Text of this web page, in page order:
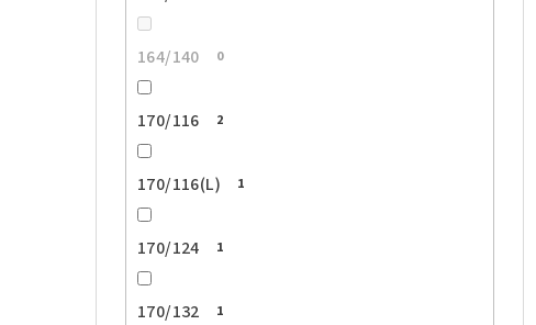
164/140 0
170/116 2
170/116(L) 1
170/124 1
170/132 1